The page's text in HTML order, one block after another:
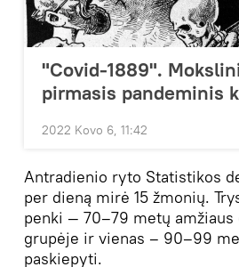
"Covid-1889".
pirmasis pandeminis
2022 Kovo 6, 11:42
Antradienio ryto Statistikos
per dieną mirė 15 žmonių.
penki — 70–79 metų
grupėje ir vienas – 90–99
paskiepyti.